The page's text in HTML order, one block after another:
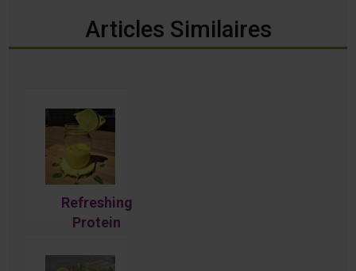
Articles Similaires
Refreshing
Protein
Smoothie: